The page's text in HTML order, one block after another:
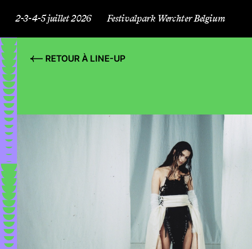
2-3-4-5 juillet 2026 Festivalpark Werchter Belgium
RETOUR À LINE-UP